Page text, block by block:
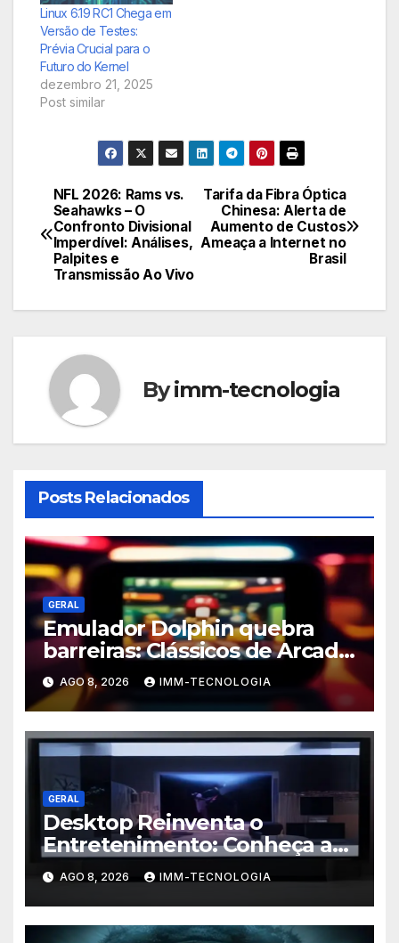
Linux 6.19 RC1 Chega em
Versão de Testes:
Prévia Crucial para o
Futuro do Kernel
dezembro 21, 2025
Post similar
Navegação
de
Post
Tarifa da Fibra Óptica
Chinesa: Alerta de
Aumento de Custos
Ameaça a Internet no
Brasil
NFL 2026: Rams vs.
Seahawks – O
Confronto Divisional
Imperdível: Análises,
Palpites e
Transmissão Ao Vivo
Byimm-tecnologia
Posts Relacionados
GERAL
Emulador Dolphin quebra
barreiras: Clássicos de Arcade
da Triforce agora no seu PC e
Android!
AGO 8, 2026 IMM-TECNOLOGIA
GERAL
Desktop Reinventa o
Entretenimento: Conheça a
Nova Plataforma de
Streaming com TV ao Vivo e
Conteúdo On-Demand
AGO 8, 2026 IMM-TECNOLOGIA